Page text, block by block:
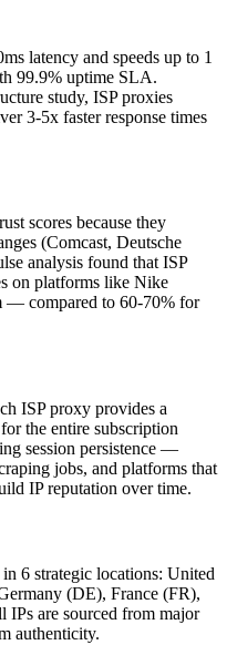
latency and speeds up to 1
99.9% uptime SLA.
study, ISP proxies
3-5x faster response times
scores because they
(Comcast, Deutsche
analysis found that ISP
on platforms like Nike
— compared to 60-70% for
ISP proxy provides a
the entire subscription
session persistence —
jobs, and platforms that
IP reputation over time.
6 strategic locations: United
(DE), France (FR),
are sourced from major
authenticity.